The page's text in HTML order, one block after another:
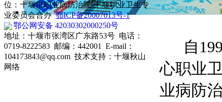
自
心职业
业病防
位：十堰市职业病防治院-十堰职业卫生专
业委员会合办鄂ICP备20007013号-1
鄂公网安备 42030302000250号
地址：十堰市张湾区广东路53号 电话：
0719-8222583 邮编：442001 E-mail：
104173843@qq.com 技术支持： 十堰秋山
网络